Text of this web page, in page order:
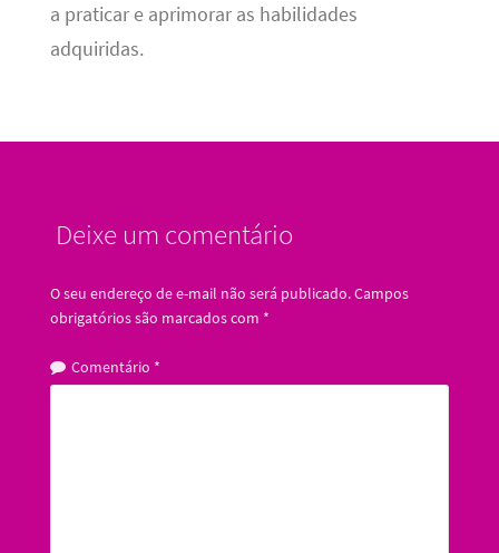
a praticar e aprimorar as habilidades
adquiridas.
Deixe um comentário
O seu endereço de e-mail não será publicado.Campos
obrigatórios são marcados com *
Comentário *